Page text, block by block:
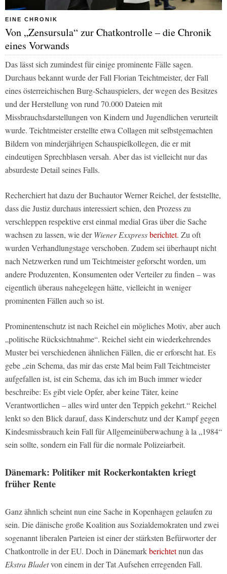
EINE CHRONIK
Von „Zensursula“ zur Chatkontrolle – die Chronik
eines Vorwands
Das lässt sich zumindest für einige prominente Fälle sagen.
Durchaus bekannt wurde der Fall Florian Teichtmeister, der Fall
eines österreichischen Burg-Schauspielers, der wegen des Besitzes
und der Herstellung von rund 70.000 Dateien mit
Missbrauchsdarstellungen von Kindern und Jugendlichen verurteilt
wurde. Teichtmeister erstellte etwa Collagen mit selbstgemachten
Bildern von minderjährigen Schauspielkollegen, die er mit
eindeutigen Sprechblasen versah. Aber das ist vielleicht nur das
absurdeste Detail seines Falls.
Recherchiert hat dazu der Buchautor Werner Reichel, der feststellte,
dass die Justiz durchaus interessiert schien, den Prozess zu
verschleppen respektive erst einmal medial Gras über die Sache
wachsen zu lassen, wie derWiener Exxpressberichtet. Zu oft
wurden Verhandlungstage verschoben. Zudem sei überhaupt nicht
nach Netzwerken rund um Teichtmeister geforscht worden, um
andere Produzenten, Konsumenten oder Verteiler zu finden – was
eigentlich überaus nahegelegen hätte, vielleicht in weniger
prominenten Fällen auch so ist.
Prominentenschutz ist nach Reichel ein mögliches Motiv, aber auch
„politische Rücksichtnahme“. Reichel sieht ein wiederkehrendes
Muster bei verschiedenen ähnlichen Fällen, die er erforscht hat. Es
gebe „ein Schema, das mir das erste Mal beim Fall Teichtmeister
aufgefallen ist, ist ein Schema, das ich im Buch immer wieder
beschreibe: Es gibt viele Opfer, aber keine Täter, keine
Verantwortlichen – alles wird unter den Teppich gekehrt.“ Reichel
lenkt so den Blick darauf, dass Kinderschutz und der Kampf gegen
Kindesmissbrauch kein Fall für Allgemeinüberwachung à la „1984“
sein sollte, sondern ein Fall für die normale Polizeiarbeit.
Dänemark: Politiker mit Rockerkontakten kriegt
früher Rente
Ganz ähnlich scheint nun eine Sache in Kopenhagen gelaufen zu
sein. Die dänische große Koalition aus Sozialdemokraten und zwei
sogenannt liberalen Parteien ist einer der stärksten Befürworter der
Chatkontrolle in der EU. Doch in Dänemarkberichtetnun das
Ekstra Bladetvon einem in der Tat Aufsehen erregenden Fall.